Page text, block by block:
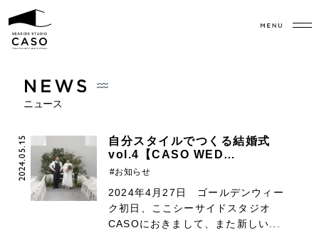
ニュース
2024.05.15
自分スタイルでつくる結婚式
vol.4【CASO WED…
#お知らせ
2024年4月27日 ゴールデンウィー
ク初日、ここシーサイドスタジオ
CASOにおきまして、また新しい...